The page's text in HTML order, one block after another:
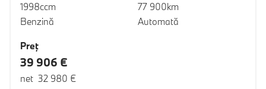
1998ccm
Benzină
77 900km
Automată
Preţ
39 906 €
net 32 980 €